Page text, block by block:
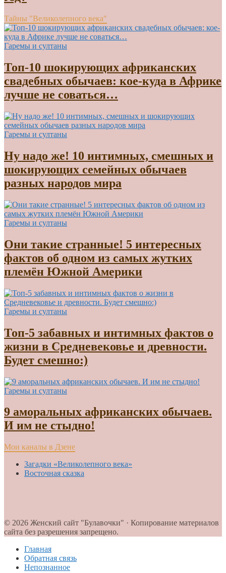
Тайны "Великолепного века"
Гаремы и султаны
Топ-10 шокирующих африканских
свадебных обычаев: кое-куда в Африке
лучше не соваться…
Гаремы и султаны
Ну надо же! 10 интимных, смешных и
шокирующих семейных обычаев
разных народов мира
Гаремы и султаны
Они такие странные! 5 интересных
фактов об одном из самых жутких
племён Южной Америки
Гаремы и султаны
Топ-5 забавных и интимных фактов о
жизни в Средневековье и древности.
Будет смешно:)
Гаремы и султаны
9 аморальных африканских обычаев.
И им не стыдно!
Мои каналы в Дзене
Загадки «Великолепного века»
Восточная сказка
© 2026 Женский сайт "Булавочки" · Копирование материалов
сайта без разрешения запрещено.
Главная
Обратная связь
Непознанное